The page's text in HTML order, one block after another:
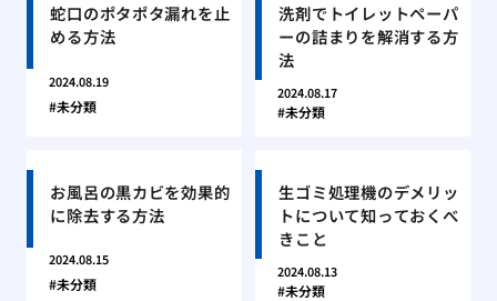
蛇口のポタポタ漏れを止
める方法
2024.08.19
未分類
洗剤でトイレットペーパ
ーの詰まりを解消する方
法
2024.08.17
未分類
お風呂の黒カビを効果的
に除去する方法
2024.08.15
未分類
生ゴミ処理機のデメリッ
トについて知っておくべ
きこと
2024.08.13
未分類